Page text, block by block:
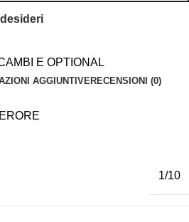
E OPTIONAL
AGGIUNTIVERECENSIONI (0)
1/10